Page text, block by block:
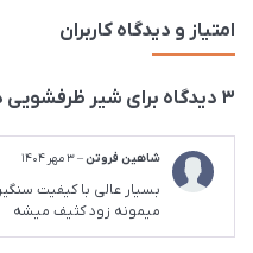
امتیاز و دیدگاه کاربران
3 دیدگاه برای شیر ظرفشویی
شاهین فروتن–3 مهر 1404
بسیار عالی با کیفیت
میمونه زود کثیف میشه